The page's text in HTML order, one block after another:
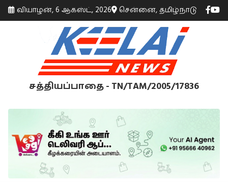
வியாழன், 6 ஆகஸ்ட், 2026 சென்னை, தமிழ்நாடு
சத்தியப்பாதை - TN/TAM/2005/17836